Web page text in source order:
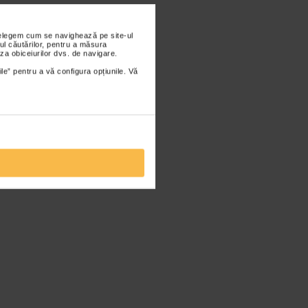
cum se navighează pe site-ul
căutărilor, pentru a măsura
obiceiurilor dvs. de navigare.
pentru a vă configura opțiunile. Vă